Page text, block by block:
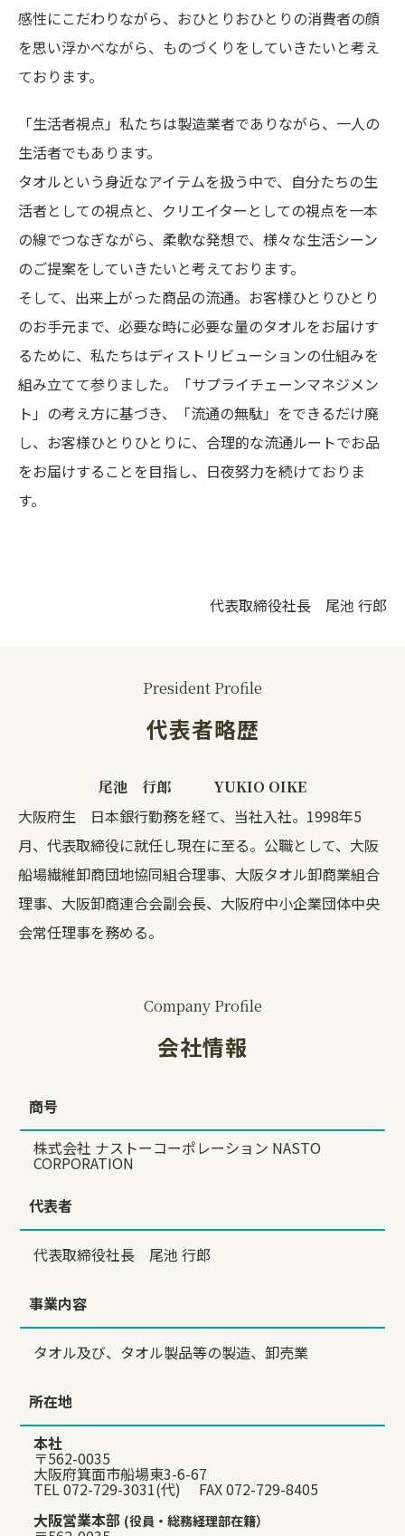
感性にこだわりながら、おひとりおひとりの消費者の顔
を思い浮かべながら、ものづくりをしていきたいと考え
ております。
「生活者視点」私たちは製造業者でありながら、一人の
生活者でもあります。
タオルという身近なアイテムを扱う中で、自分たちの生
活者としての視点と、クリエイターとしての視点を一本
の線でつなぎながら、柔軟な発想で、様々な生活シーン
のご提案をしていきたいと考えております。
そして、出来上がった商品の流通。お客様ひとりひとり
のお手元まで、必要な時に必要な量のタオルをお届けす
るために、私たちはディストリビューションの仕組みを
組み立てて参りました。「サプライチェーンマネジメン
ト」の考え方に基づき、「流通の無駄」をできるだけ廃
し、お客様ひとりひとりに、合理的な流通ルートでお品
をお届けすることを目指し、日夜努力を続けておりま
す。
代表取締役社長 尾池 行郎
President Profile
代表者略歴
尾池 行郎 YUKIO OIKE
大阪府生 日本銀行勤務を経て、当社入社。1998年5
月、代表取締役に就任し現在に至る。公職として、大阪
船場繊維卸商団地協同組合理事、大阪タオル卸商業組合
理事、大阪卸商連合会副会長、大阪府中小企業団体中央
会常任理事を務める。
Company Profile
会社情報
商号
株式会社 ナストーコーポレーション NASTO
CORPORATION
代表者
代表取締役社長 尾池 行郎
事業内容
タオル及び、タオル製品等の製造、卸売業
所在地
本社
〒562-0035
大阪府箕面市船場東3-6-67
TEL 072-729-3031(代) FAX 072-729-8405
大阪営業本部 (役員・総務経理部在籍）